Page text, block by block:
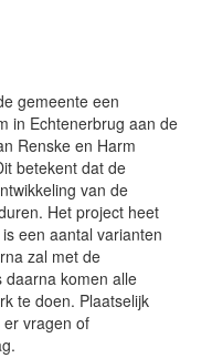
gemeente een
in Echtenerbrug aan de
Renske en Harm
betekent dat de
van de
Het project heet
een aantal varianten
zal met de
daarna komen alle
te doen. Plaatselijk
vragen of